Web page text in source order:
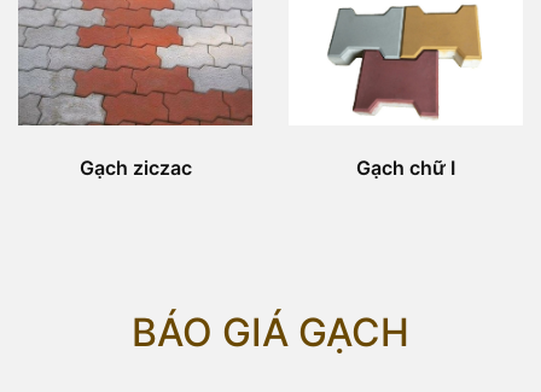
Gạch ziczac Gạch chữ I
BÁO GIÁ GẠCH